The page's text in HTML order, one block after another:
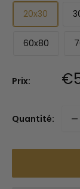
20x30
60x80
Prix:
Quantité: